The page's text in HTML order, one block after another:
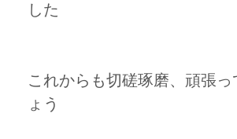
した
これからも切磋琢磨、頑張っ
ょう